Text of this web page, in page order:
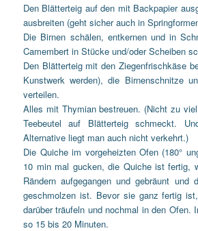
Den Blätterteig auf den mit Backpapier
ausbreiten (geht sicher auch in
Die Birnen schälen, entkernen und in
Camembert in Stücke und/oder Scheiben
Den Blätterteig mit den Ziegenfrischkäse
Kunstwerk werden), die Birnenschnitze
verteilen.
Alles mit Thymian bestreuen. (Nicht zu
Teebeutel auf Blätterteig schmeckt.
Alternative liegt man auch nicht verkehrt.)
Die Quiche im vorgeheizten Ofen (180°
10 min mal gucken, die Quiche ist fertig,
Rändern aufgegangen und gebräunt und
geschmolzen ist. Bevor sie ganz fertig
darüber träufeln und nochmal in den Ofen.
so 15 bis 20 Minuten.